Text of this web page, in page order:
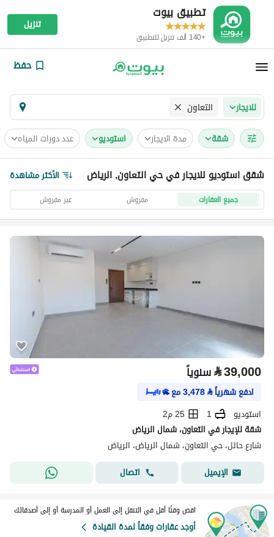
تطبيق بيوت
+140 ألف تنزيل للتطبيق
تنزيل
حفظ
للايجار التعاون
شقة مدة الايجار استوديو عدد دورات المياه
شقق استوديو للايجار في حي التعاون, الرياض الأكثر مشاهدة
جميع العقارات مفروش غير مفروش
⃁39,000 سنوياً
ادفع شهرياً⃁
3,478مع
استوديو
1
25 م2
شقة للإيجار في التعاون، شمال الرياض
شارع حائل، حي التعاون، شمال الرياض، الرياض
الإيميل
اتصال
اقض وقتًا أقل في التنقل إلى العمل أو المدرسة أو إلى أصدقائك
أوجد عقارات وفقاً لمدة القيادة